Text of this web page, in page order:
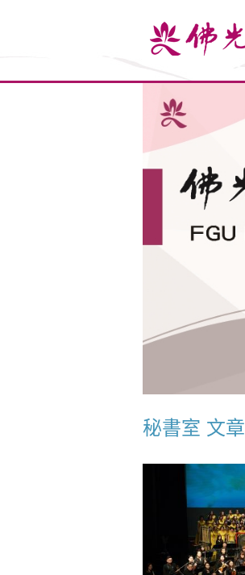
秘書室 文章